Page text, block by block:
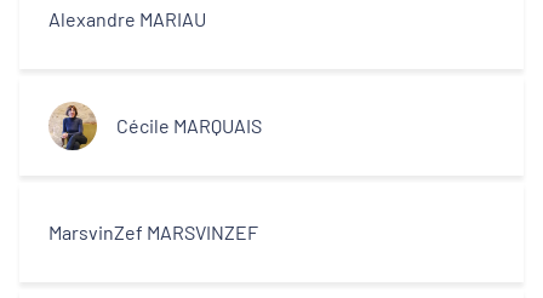
Alexandre MARIAU
Cécile MARQUAIS
MarsvinZef MARSVINZEF